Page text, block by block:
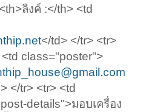
ลิงค์ :</th> <td
</td> </tr> <tr>
class="poster">
</tr> <tr> <td
details">มอบเครื่อง